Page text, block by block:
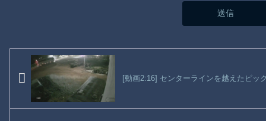
[動画2:16] センターラインを越えたピッ